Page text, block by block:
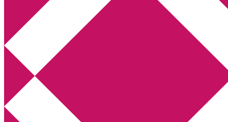
Annikas litteratur- och kulturblogg
Deckare, kriminalromaner, thrillers